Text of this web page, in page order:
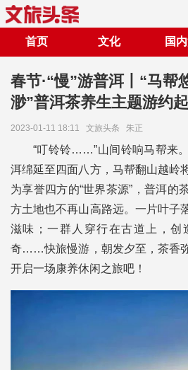
首页 文化 国
春节·“慢”游普洱丨“马帮
渺”普洱茶养生主题游约
2023-01-11 18:11 文旅头条 朱正
“叮铃铃……”山间铃响马帮来
洱绵延至四面八方，马帮翻山越岭
为享誉四方的“世界茶源”，普洱的
方土地也不再山高路远。一片叶子
滋味；一群人穿行在古道上，创
奇……快旅慢游，朝发夕至，茶香
开启一场康养休闲之旅吧！